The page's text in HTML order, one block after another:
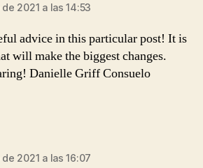
2021 a las 14:53
advice in this particular post! It is
will make the biggest changes.
Danielle Griff Consuelo
2021 a las 16:07